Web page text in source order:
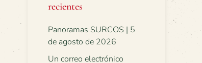
recientes
Panoramas SURCOS | 5
de agosto de 2026
Un correo electrónico